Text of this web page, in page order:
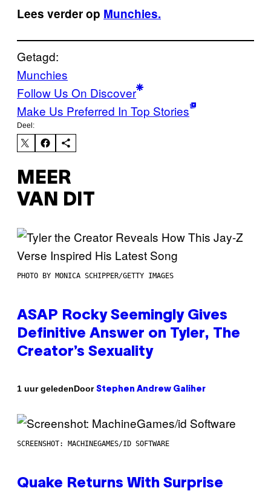
Lees verder op Munchies.
Getagd:
Munchies
Follow Us On Discover
Make Us Preferred In Top Stories
Deel:
MEER
VAN DIT
PHOTO BY MONICA SCHIPPER/GETTY IMAGES
ASAP Rocky Seemingly Gives
Definitive Answer on Tyler, The
Creator’s Sexuality
1 uur geledenDoor Stephen Andrew Galiher
SCREENSHOT: MACHINEGAMES/ID SOFTWARE
Quake Returns With Surprise